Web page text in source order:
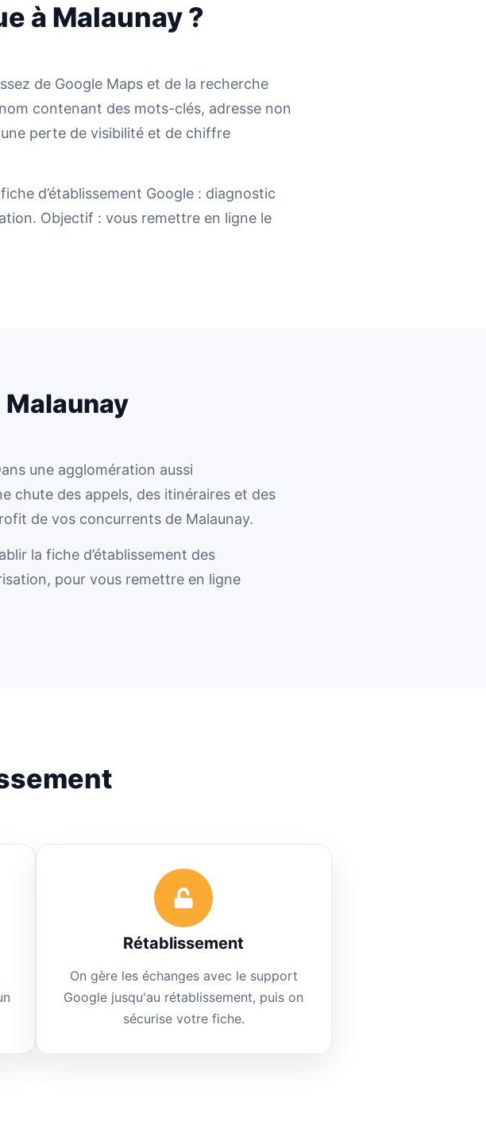
à Malaunay ?
de Google Maps et de la recherche
contenant des mots-clés, adresse non
perte de visibilité et de chiffre
d’établissement Google : diagnostic
Objectif : vous remettre en ligne le
une agglomération aussi
chute des appels, des itinéraires et des
de vos concurrents de Malaunay.
la fiche d’établissement des
pour vous remettre en ligne
Rétablissement
On gère les échanges avec le support
Google jusqu'au rétablissement, puis on
sécurise votre fiche.